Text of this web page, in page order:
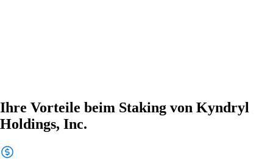
Ihre Vorteile beim Staking von Kyndryl
Holdings, Inc.